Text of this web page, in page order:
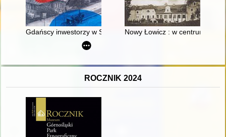
Gdańscy inwestorzy w Sopocie : prestiż finansowy i
Nowy Łowicz : w centrum
ROCZNIK 2024